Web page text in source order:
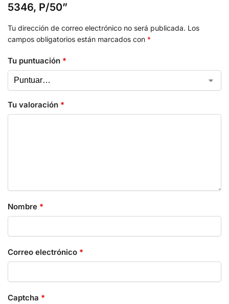
5346, P/50”
Tu dirección de correo electrónico no será publicada. Los
campos obligatorios están marcados con *
Tu puntuación *
Tu valoración *
Nombre *
Correo electrónico *
Captcha *